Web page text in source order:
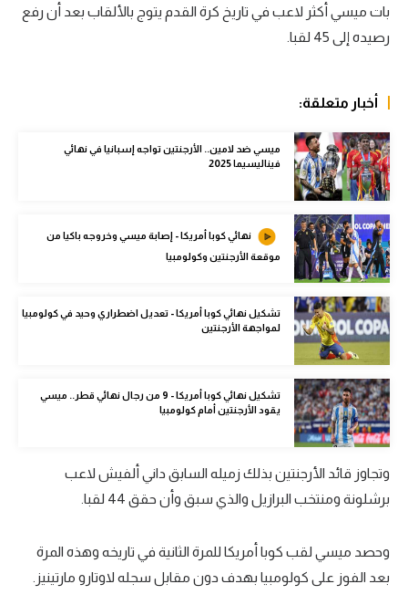
رياضات أخرى
أمم إفريقيا
كرة يد
كرة طائرة
الوطن العربي
في المونديال
رياضة نسائية
آسيا
ركن الألعاب
أقسام خاصة
Gamers
تحقيق في الجول
بات ميسي أكثر لاعب في تاريخ كرة القدم يتوج بالألقاب بعد أن رفع
رصيده إلى 45 لقبا.
أخبار متعلقة:
ميسي ضد لامين.. الأرجنتين تواجه إسبانيا في نهائي
فيناليسيما 2025
نهائي كوبا أمريكا - إصابة ميسي وخروجه باكيا من
موقعة الأرجنتين وكولومبيا
تشكيل نهائي كوبا أمريكا - تعديل اضطراري وحيد في كولومبيا
لمواجهة الأرجنتين
تشكيل نهائي كوبا أمريكا - 9 من رجال نهائي قطر.. ميسي
يقود الأرجنتين أمام كولومبيا
وتجاوز قائد الأرجنتين بذلك زميله السابق داني ألفيش لاعب
برشلونة ومنتخب البرازيل والذي سبق وأن حقق 44 لقبا.
وحصد ميسي لقب كوبا أمريكا للمرة الثانية في تاريخه وهذه المرة
بعد الفوز على كولومبيا بهدف دون مقابل سجله لاوتارو مارتينيز.